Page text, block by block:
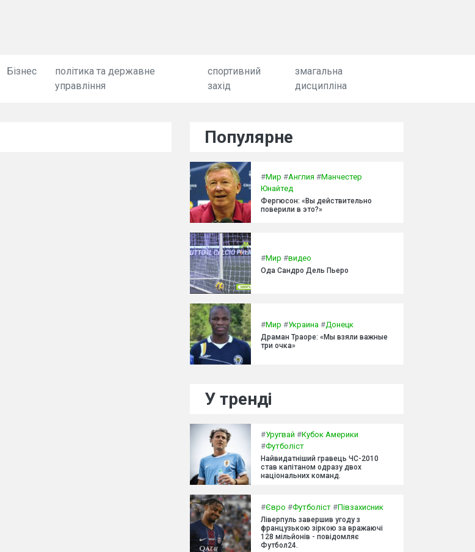
Бізнес
політика та державне
управління
спортивний
захід
змагальна
дисципліна
Популярне
#Мир #Англия #Манчестер
Юнайтед
Фергюсон: «Вы действительно
поверили в это?»
#Мир #видео
Ода Сандро Дель Пьеро
#Мир #Украина #Донецк
Драман Траоре: «Мы взяли важные
три очка»
У тренді
#Уругвай #Кубок Америки
#Футболіст
Найвидатніший гравець ЧС-2010
став капітаном одразу двох
національних команд.
#Євро #Футболіст #Півзахисник
Ліверпуль завершив угоду з
французькою зіркою за вражаючі
128 мільйонів - повідомляє
Футбол24.